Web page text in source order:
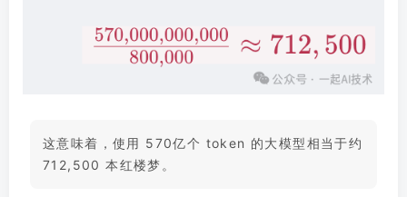
这意味着，使用 570亿个 token 的大模型相当于约
712,500 本红楼梦。